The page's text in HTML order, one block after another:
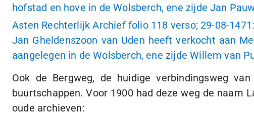
hofstad en hove in de Wolsberch, ene zijde Jan
Asten Rechterlijk Archief folio 118 verso; 29-08-1471:
Jan Gheldenszoon van Uden heeft verkocht aan
aangelegen in de Wolsberch, ene zijde Willem van
Ook de Bergweg, de huidige verbindingsweg
buurtschappen. Voor 1900 had deze weg de
oude archieven: